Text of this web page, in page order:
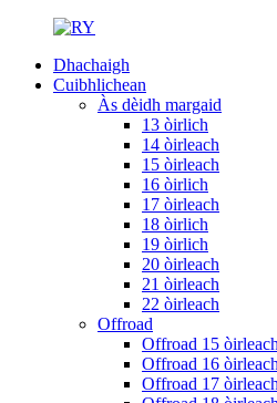
Dhachaigh
Cuibhlichean
Às dèidh margaid
13 òirlich
14 òirleach
15 òirleach
16 òirlich
17 òirleach
18 òirlich
19 òirlich
20 òirleach
21 òirleach
22 òirleach
Offroad
Offroad 15 òirleach
Offroad 16 òirleach
Offroad 17 òirleach